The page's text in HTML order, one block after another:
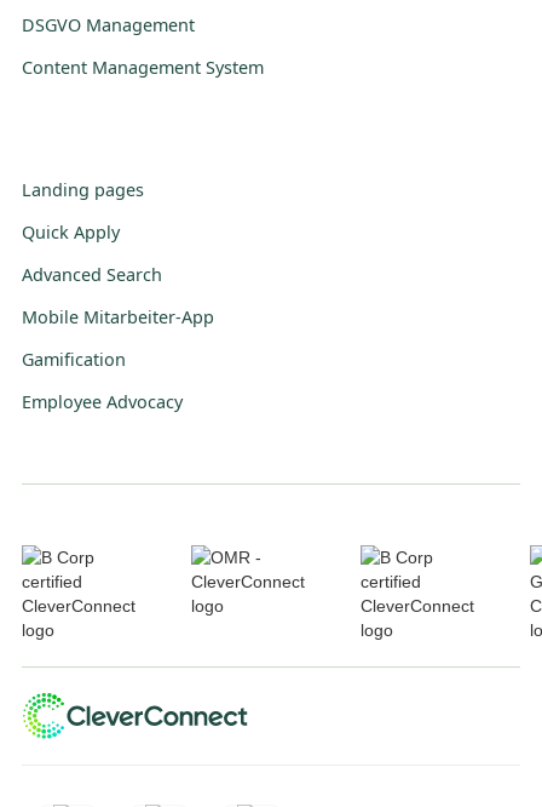
DSGVO Management
Content Management System
Landing pages
Quick Apply
Advanced Search
Mobile Mitarbeiter-App
Gamification
Employee Advocacy